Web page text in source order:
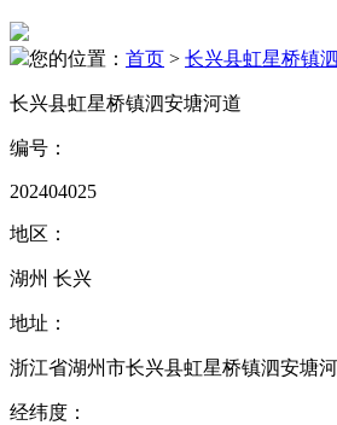
您的位置： 首页 > 长兴县虹星桥镇
长兴县虹星桥镇泗安塘河道
编号：
202404025
地区：
湖州 长兴
地址：
浙江省湖州市长兴县虹星桥镇泗安塘
经纬度：